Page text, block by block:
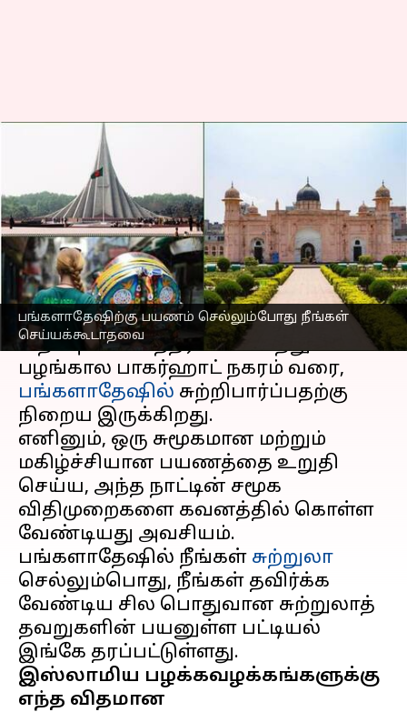
பங்களாதேஷிற்கு பயணம் செல்லும்போது நீங்கள்
செய்யக்கூடாதவை
பங்களாதேஷில் சுற்றுலா
செல்லும்போது, இந்த
தவறுகளைத் தவிர்க்கவும்
எழுதியவர் Venkatalakshmi V Jun 12, 2023 08:39 pm
செய்தி முன்னோட்டம்
காக்ஸ் பஜார் முதல் வரலாற்றுச்
சிறப்புமிக்க சுந்தர்பன்ஸ் மற்றும்
பழங்கால பாகர்ஹாட் நகரம் வரை,
பங்களாதேஷில் சுற்றிபார்ப்பதற்கு
நிறைய இருக்கிறது.
எனினும், ஒரு சுமூகமான மற்றும்
மகிழ்ச்சியான பயணத்தை உறுதி
செய்ய, அந்த நாட்டின் சமூக
விதிமுறைகளை கவனத்தில் கொள்ள
வேண்டியது அவசியம்.
பங்களாதேஷில் நீங்கள் சுற்றுலா
செல்லும்பொது, நீங்கள் தவிர்க்க
வேண்டிய சில பொதுவான சுற்றுலாத்
தவறுகளின் பயனுள்ள பட்டியல்
இஸ்லாமிய பழக்கவழக்கங்களுக்கு
எந்த விதமான